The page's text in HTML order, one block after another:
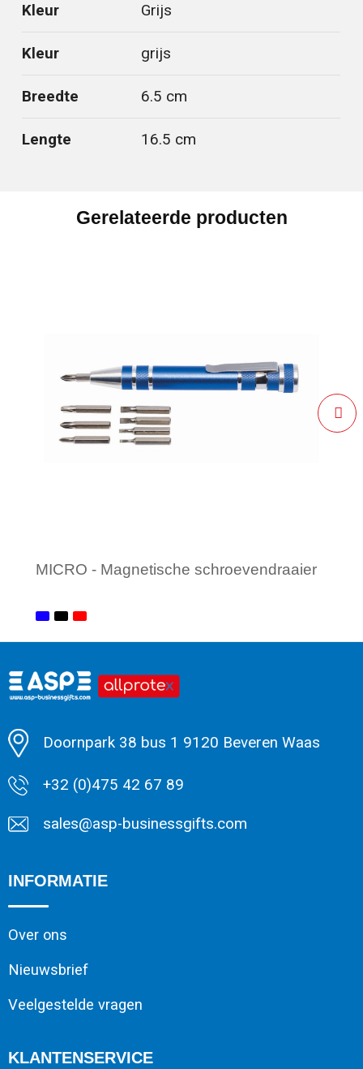
Kleur Grijs
Kleur grijs
Breedte 6.5 cm
Lengte 16.5 cm
Gerelateerde producten
MICRO - Magnetische schroevendraaier
Minimale afname: 1
Doornpark 38 bus 1 9120 Beveren Waas
+32 (0)475 42 67 89
sales@asp-businessgifts.com
INFORMATIE
Over ons
Nieuwsbrief
Veelgestelde vragen
KLANTENSERVICE